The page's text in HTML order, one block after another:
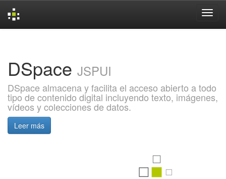
DSpace JSPUI
DSpace almacena y facilita el acceso abierto a todo
tipo de contenido digital incluyendo texto, imágenes,
vídeos y colecciones de datos.
Leer más